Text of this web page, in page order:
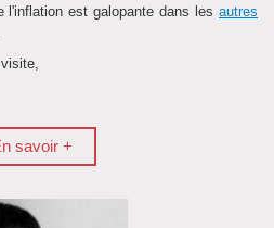
l'inflation est galopante dans les autres
savoir +